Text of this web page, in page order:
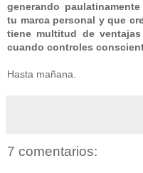
generando
tu marca personal y que
tiene multitud de
cuando controles
Hasta mañana.
7 comentarios: